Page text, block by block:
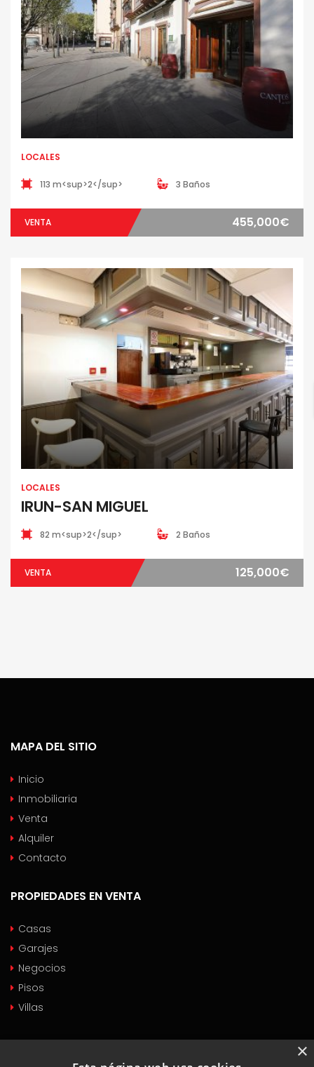
LOCALES
113 m<sup>2</sup> 3 Baños
VENTA 455,000€
LOCALES
IRUN-SAN MIGUEL
82 m<sup>2</sup> 2 Baños
VENTA 125,000€
MAPA DEL SITIO
Inicio
Inmobiliaria
Venta
Alquiler
Contacto
PROPIEDADES EN VENTA
Casas
Garajes
Negocios
Pisos
Villas
×